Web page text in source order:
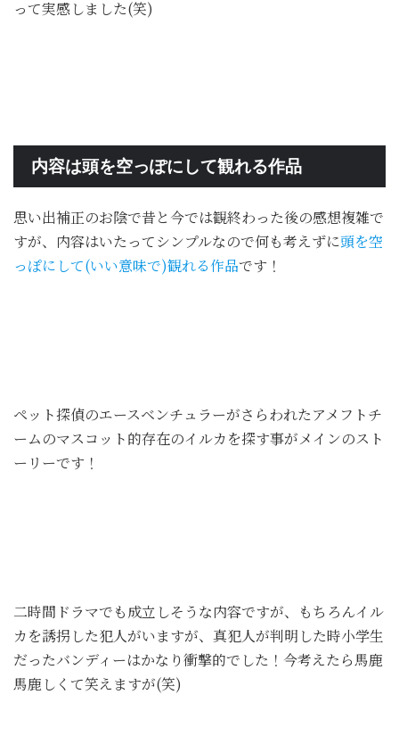
って実感しました(笑)
内容は頭を空っぽにして観れる作品
思い出補正のお陰で昔と今では観終わった後の感想複雑で
すが、内容はいたってシンプルなので何も考えずに頭を空
っぽにして(いい意味で)観れる作品です！
ペット探偵のエースベンチュラーがさらわれたアメフトチ
ームのマスコット的存在のイルカを探す事がメインのスト
ーリーです！
二時間ドラマでも成立しそうな内容ですが、もちろんイル
カを誘拐した犯人がいますが、真犯人が判明した時小学生
だったバンディーはかなり衝撃的でした！今考えたら馬鹿
馬鹿しくて笑えますが(笑)